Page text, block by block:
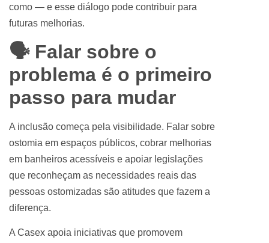
como — e esse diálogo pode contribuir para
futuras melhorias.
🗣️ Falar sobre o
problema é o primeiro
passo para mudar
A inclusão começa pela visibilidade. Falar sobre
ostomia em espaços públicos, cobrar melhorias
em banheiros acessíveis e apoiar legislações
que reconheçam as necessidades reais das
pessoas ostomizadas são atitudes que fazem a
diferença.
A Casex apoia iniciativas que promovem